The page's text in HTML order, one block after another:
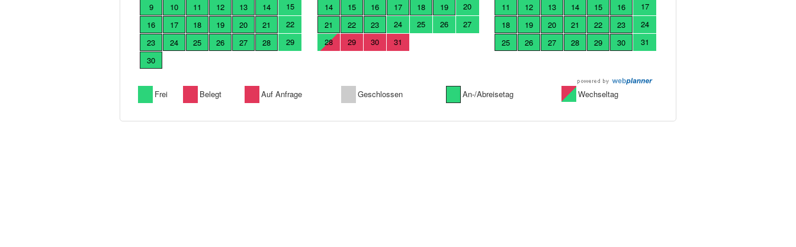
9
10 11 12 13 14
15
16
17 18 19 20 21
22
23
24 25 26 27 28
29
30
14
15 16 17 18 19
20
21
22 23 24 25 26
27
28
29 30 31
11
12 13 14 15 16
17
18
19 20 21 22 23
24
25
26 27 28 29 30 31
Frei Belegt Auf Anfrage Geschlossen An-/Abreisetag Wechseltag